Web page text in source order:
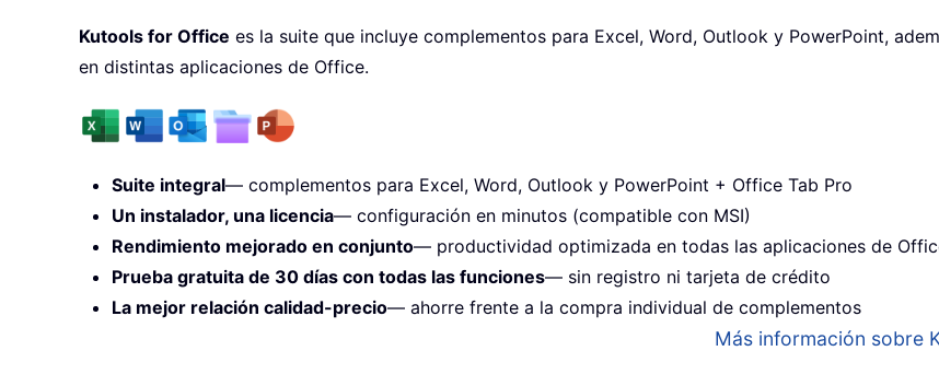
Kutools for Office es la suite que incluye complementos para Excel, Word, Outlook y PowerPoint,
en distintas aplicaciones de Office.
Suite integral— complementos para Excel, Word, Outlook y PowerPoint + Office Tab Pro
Un instalador, una licencia— configuración en minutos (compatible con MSI)
Rendimiento mejorado en conjunto— productividad optimizada en todas las aplicaciones de
Prueba gratuita de 30 días con todas las funciones— sin registro ni tarjeta de crédito
La mejor relación calidad-precio— ahorre frente a la compra individual de complementos
Más información sobre